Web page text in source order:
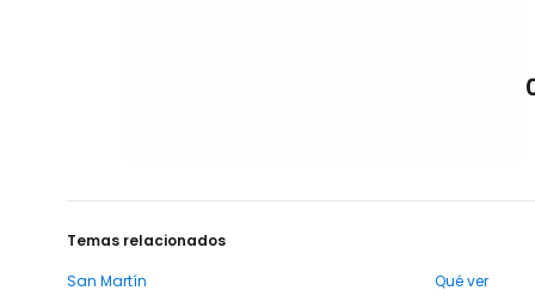
Temas relacionados
San Martín
Qué ver